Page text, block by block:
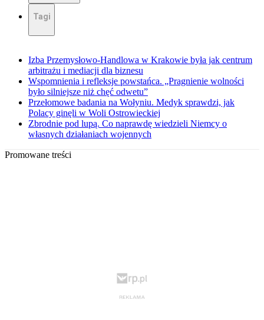
Tagi
Izba Przemysłowo-Handlowa w Krakowie była jak centrum
arbitrażu i mediacji dla biznesu
Wspomnienia i refleksje powstańca. „Pragnienie wolności
było silniejsze niż chęć odwetu”
Przełomowe badania na Wołyniu. Medyk sprawdzi, jak
Polacy ginęli w Woli Ostrowieckiej
Zbrodnie pod lupą. Co naprawdę wiedzieli Niemcy o
własnych działaniach wojennych
Promowane treści